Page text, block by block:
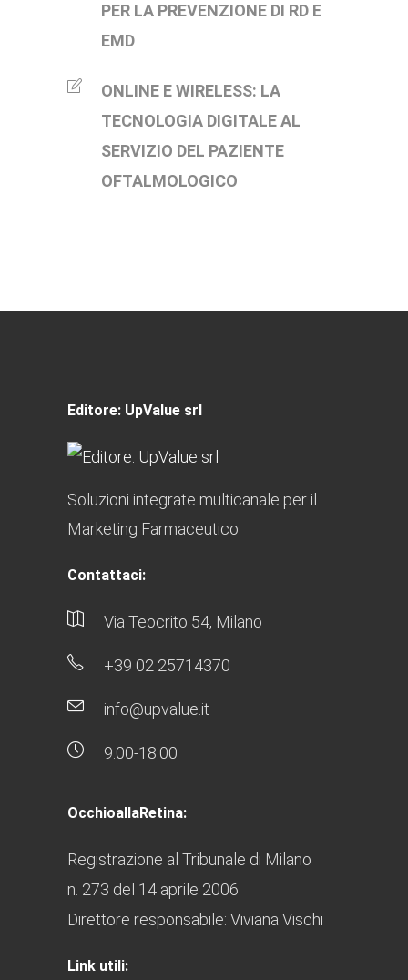
PER LA PREVENZIONE DI RD E
EMD
ONLINE E WIRELESS: LA
TECNOLOGIA DIGITALE AL
SERVIZIO DEL PAZIENTE
OFTALMOLOGICO
Editore: UpValue srl
Soluzioni integrate multicanale per il
Marketing Farmaceutico
Contattaci:
Via Teocrito 54, Milano
+39 02 25714370
info@upvalue.it
9:00-18:00
OcchioallaRetina:
Registrazione al Tribunale di Milano
n. 273 del 14 aprile 2006
Direttore responsabile: Viviana Vischi
Link utili: